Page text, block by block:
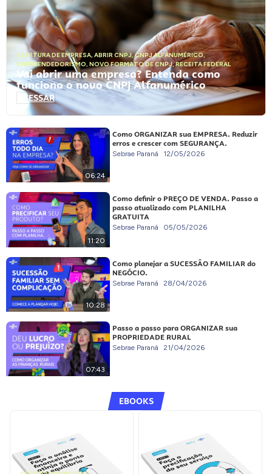
ABERTURA DE EMPRESA, ABRIR CNPJ,CNPJ ALFANUMÉRICO,
EMPREENDEDORISMO, NOVO FORMATO DE CNPJ,RECEITA FEDERAL
Vai abrir uma empresa? Entenda como
funciona o novo CNPJ Alfanumérico
ACESSAR
06:24
Como ORGANIZAR sua EMPRESA. Reduzir
erros e crescer com SEGURANÇA.
Sebrae Paraná 12/05/2026
11:20
Como definir o PREÇO DE VENDA. Passo a
passo atualizado com PLANILHA
GRATUITA
Sebrae Paraná 05/05/2026
10:28
Como planejar a SUCESSÃO FAMILIAR do
NEGÓCIO.
Sebrae Paraná 28/04/2026
07:43
Passo a passo para ORGANIZAR sua
PROPRIEDADE RURAL
Sebrae Paraná 21/04/2026
EBOOKS